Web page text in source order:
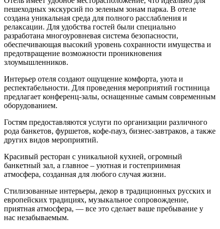
пешеходных экскурсий по зеленым зонам парка. В отеле
создана уникальная среда для полного расслабления и
релаксации. Для удобства гостей были специально
разработана многоуровневая система безопасности,
обеспечивающая высокий уровень сохранности имущества и
предотвращение возможности проникновения
злоумышленников.
Интерьер отеля создают ощущение комфорта, уюта и
респектабельности. Для проведения мероприятий гостиница
предлагает конференц-залы, оснащенные самым современным
оборудованием.
Гостям предоставляются услуги по организации различного
рода банкетов, фуршетов, кофе-пауз, бизнес-завтраков, а также
других видов мероприятий.
Красивый ресторан с уникальной кухней, огромный
банкетный зал, а главное – уютная и гостеприимная
атмосфера, созданная для любого случая жизни.
Стилизованные интерьеры, декор в традиционных русских и
европейских традициях, музыкальное сопровождение,
приятная атмосфера, — все это сделает ваше пребывание у
нас незабываемым.